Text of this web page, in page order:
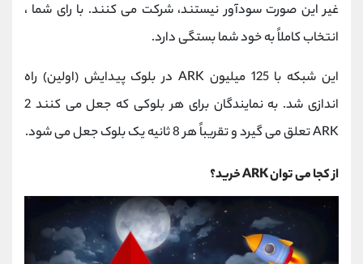
غیر این صورت سودآور نیستند، شرکت می کنند. با رای شما ،
انتخاب کاملاً به خود شما بستگی دارد.
این شبکه با 125 میلیون ARK در بلوک پیدایش (اولین) راه
اندازی شد. به نمایندگان برای هر بلوکی که جعل می کنند 2
ARK تعلق می گیرد و تقریباً هر 8 ثانیه یک بلوک جعل می شود.
از کجا می توان ARK خرید؟